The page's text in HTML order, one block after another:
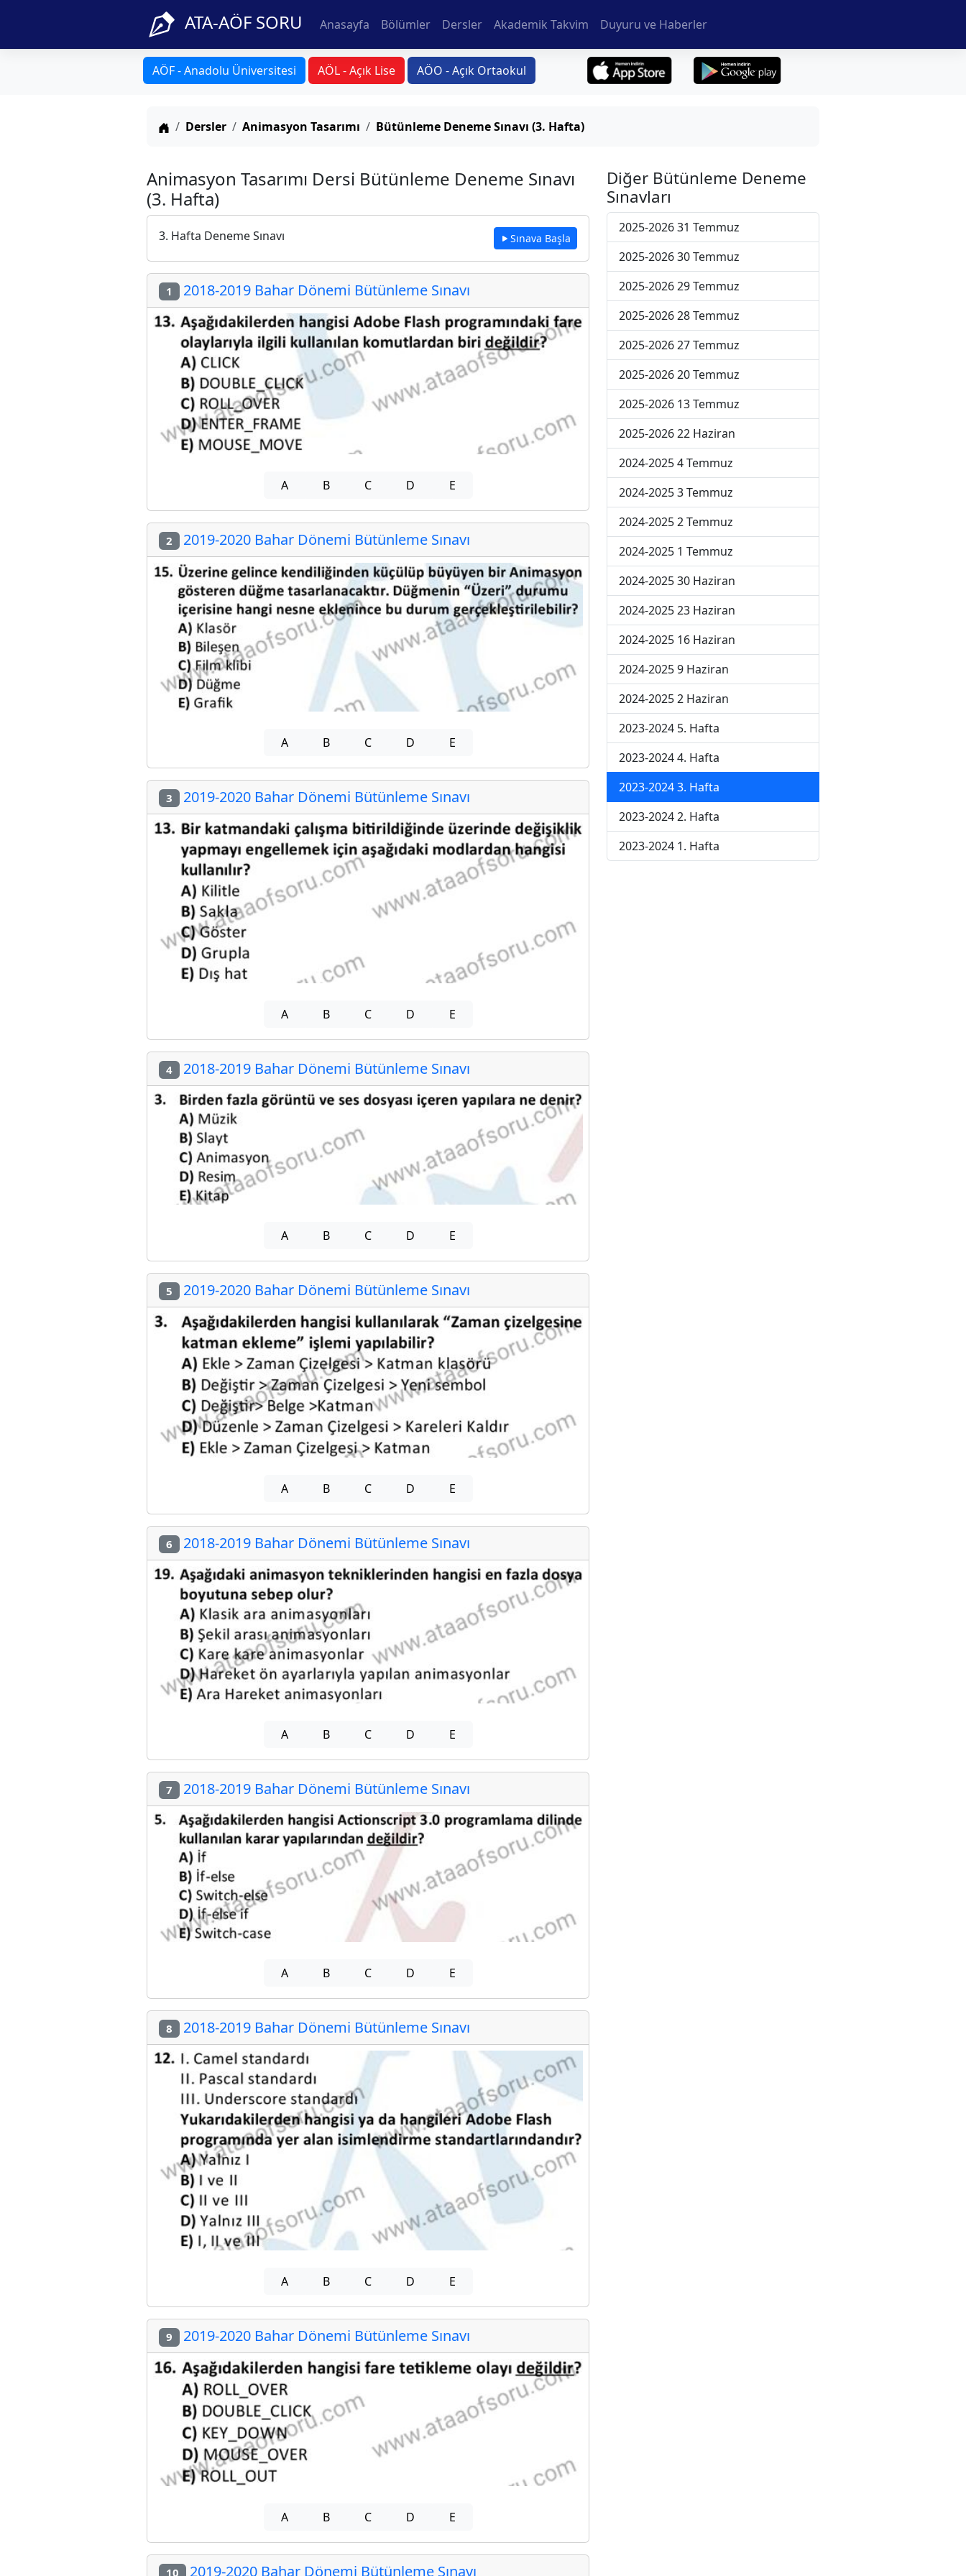
ATA-AÖF SORU Anasayfa Bölümler Dersler Akademik Takvim Duyuru ve Haberler
AÖF - Anadolu Üniversitesi AÖL - Açık Lise AÖO - Açık Ortaokul
Anasayfa
Dersler Animasyon Tasarımı Bütünleme Deneme Sınavı (3. Hafta)
Animasyon Tasarımı Dersi Bütünleme Deneme Sınavı
(3. Hafta)
3. Hafta Deneme Sınavı Sınava Başla
1 2018-2019 Bahar Dönemi Bütünleme Sınavı
A B C D E
2 2019-2020 Bahar Dönemi Bütünleme Sınavı
A B C D E
3 2019-2020 Bahar Dönemi Bütünleme Sınavı
A B C D E
4 2018-2019 Bahar Dönemi Bütünleme Sınavı
A B C D E
5 2019-2020 Bahar Dönemi Bütünleme Sınavı
A B C D E
6 2018-2019 Bahar Dönemi Bütünleme Sınavı
A B C D E
7 2018-2019 Bahar Dönemi Bütünleme Sınavı
A B C D E
8 2018-2019 Bahar Dönemi Bütünleme Sınavı
A B C D E
9 2019-2020 Bahar Dönemi Bütünleme Sınavı
A B C D E
10 2019-2020 Bahar Dönemi Bütünleme Sınavı
Diğer Bütünleme Deneme
Sınavları
2025-2026 31 Temmuz
2025-2026 30 Temmuz
2025-2026 29 Temmuz
2025-2026 28 Temmuz
2025-2026 27 Temmuz
2025-2026 20 Temmuz
2025-2026 13 Temmuz
2025-2026 22 Haziran
2024-2025 4 Temmuz
2024-2025 3 Temmuz
2024-2025 2 Temmuz
2024-2025 1 Temmuz
2024-2025 30 Haziran
2024-2025 23 Haziran
2024-2025 16 Haziran
2024-2025 9 Haziran
2024-2025 2 Haziran
2023-2024 5. Hafta
2023-2024 4. Hafta
2023-2024 3. Hafta
2023-2024 2. Hafta
2023-2024 1. Hafta